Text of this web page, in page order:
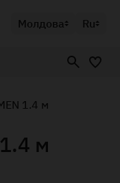
Молдова Ru
1.4 м
м